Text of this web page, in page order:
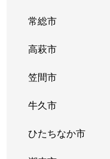
常総市
高萩市
笠間市
牛久市
ひたちなか市